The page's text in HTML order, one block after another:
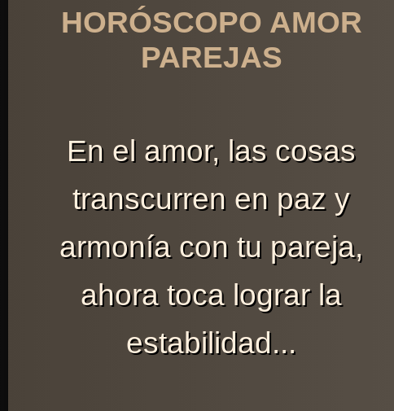
HORÓSCOPO AMOR
PAREJAS
En el amor, las cosas
transcurren en paz y
armonía con tu pareja,
ahora toca lograr la
estabilidad...